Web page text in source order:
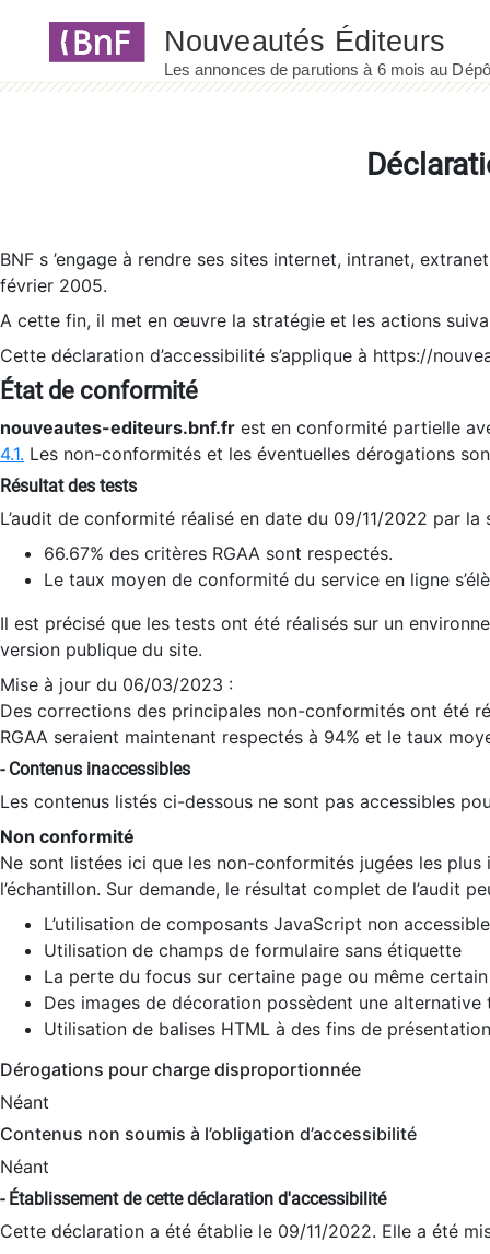
BNF s ’engage à rendre ses sites internet, intranet,
février 2005.
A cette fin, il met en œuvre la stratégie et les actions
Cette déclaration d’accessibilité s’applique à https://
État de conformité
nouveautes-editeurs.bnf.fr est en conformité partielle
4.1. Les non-conformités et les éventuelles dérogations
Résultat des tests
L’audit de conformité réalisé en date du 09/11/2022 par
66.67% des critères RGAA sont respectés.
Le taux moyen de conformité du service en ligne
Il est précisé que les tests ont été réalisés sur un
version publique du site.
Mise à jour du 06/03/2023 :
Des corrections des principales non-conformités ont été
RGAA seraient maintenant respectés à 94% et le taux
- Contenus inaccessibles
Les contenus listés ci-dessous ne sont pas accessibles
Non conformité
Ne sont listées ici que les non-conformités jugées les
l’échantillon. Sur demande, le résultat complet de l’audit
L’utilisation de composants JavaScript non
Utilisation de champs de formulaire sans étiquette
La perte du focus sur certaine page ou même
Des images de décoration possèdent une alternative
Utilisation de balises HTML à des fins de
Dérogations pour charge disproportionnée
Néant
Contenus non soumis à l’obligation d’accessibilité
Néant
- Établissement de cette déclaration d'accessibilité
Cette déclaration a été établie le 09/11/2022. Elle a été